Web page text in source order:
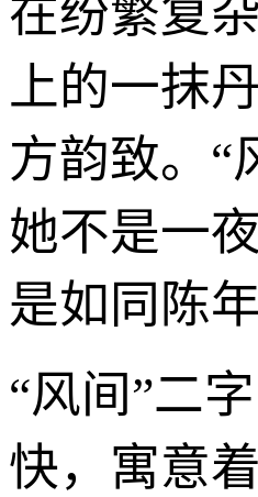
在纷繁复
上的一抹
方韵致。“
她不是一
是如同陈
“风间”二
快，寓意